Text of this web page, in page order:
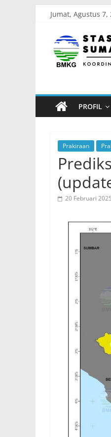
content
Jumat, Agustus 7,
Koordinator
BMKG
Sumatera
Selatan
PROFIL
Prakiraan
20 Februari 2025